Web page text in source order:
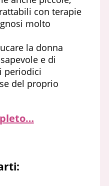
con terapie
molto
la donna
e di
periodici
del proprio